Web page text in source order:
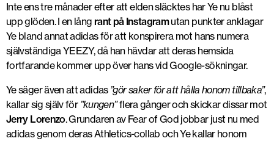
Inte ens tre månader efter att elden släcktes har Ye nu blåst
upp glöden. I en lång rant på Instagramutan punkter anklagar
Ye bland annat adidas för att konspirera mot hans numera
självständiga YEEZY, då han hävdar att deras hemsida
fortfarande kommer upp över hans vid Google-sökningar.
Ye säger även att adidas”gör saker för att hålla honom tillbaka”,
kallar sig själv för ”kungen”flera gånger och skickar dissar mot
Jerry Lorenzo. Grundaren av Fear of God jobbar just nu med
adidas genom deras Athletics-collab och Ye kallar honom